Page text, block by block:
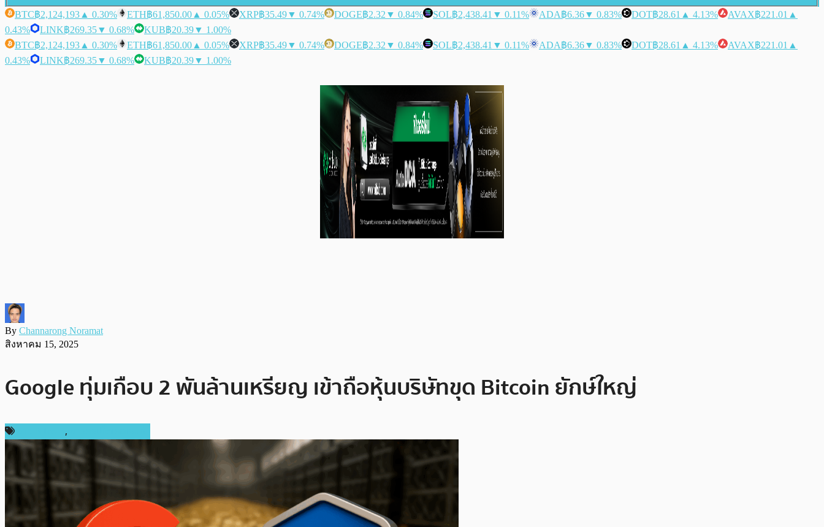
BTC฿2,124,193 ▲ 0.30% ETH฿61,850.00 ▲ 0.05% XRP฿35.49▼ 0.74% DOGE฿2.32 ▼ 0.84% SOL฿2,438.41 ▼ 0.11% ADA฿6.36▼ 0.83% DOT฿28.61 ▲ 4.13% AVAX฿221.01 ▲
0.43%
LINK฿269.35▼ 0.68% KUB฿20.39▼ 1.00%
BTC฿2,124,193 ▲ 0.30% ETH฿61,850.00 ▲ 0.05% XRP฿35.49▼ 0.74% DOGE฿2.32 ▼ 0.84% SOL฿2,438.41 ▼ 0.11% ADA฿6.36▼ 0.83% DOT฿28.61 ▲ 4.13% AVAX฿221.01 ▲
0.43%
LINK฿269.35▼ 0.68% KUB฿20.39▼ 1.00%
By Channarong Noramat
สิงหาคม 15, 2025
Google ทุ่มเกือบ 2 พันล้านเหรียญ เข้าถือหุ้นบริษัทขุด Bitcoin ยักษ์ใหญ่
,